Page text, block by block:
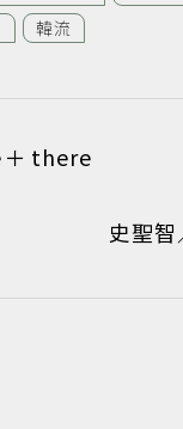
韓流
there
史聖